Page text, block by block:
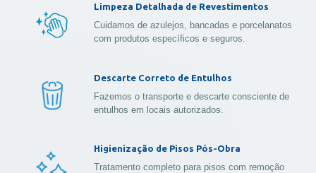
Limpeza Detalhada de Revestimentos
Cuidamos de azulejos, bancadas e porcelanatos
com produtos específicos e seguros.
Descarte Correto de Entulhos
Fazemos o transporte e descarte consciente de
entulhos em locais autorizados.
Higienização de Pisos Pós-Obra
Tratamento completo para pisos com remoção